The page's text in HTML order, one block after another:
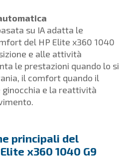
su IA adatta le
del HP Elite x360 1040
e alle attività
le prestazioni quando lo si
il comfort quando il
e la reattività
principali del
x360 1040 G9